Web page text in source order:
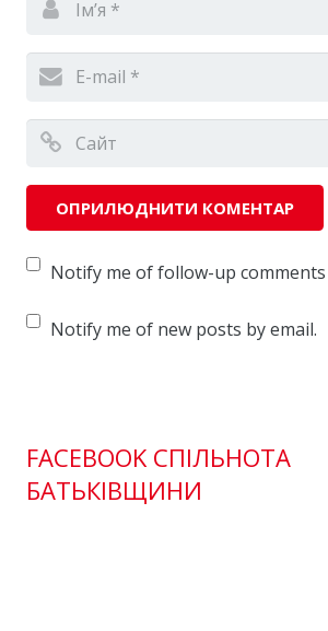
Notify me of follow-up comments
Notify me of new posts by email.
FACEBOOK СПІЛЬНОТА
БАТЬКІВЩИНИ